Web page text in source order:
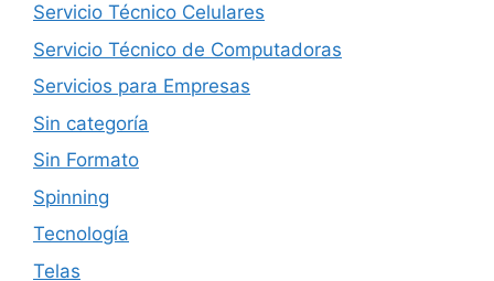
Servicio Técnico Celulares
Servicio Técnico de Computadoras
Servicios para Empresas
Sin categoría
Sin Formato
Spinning
Tecnología
Telas